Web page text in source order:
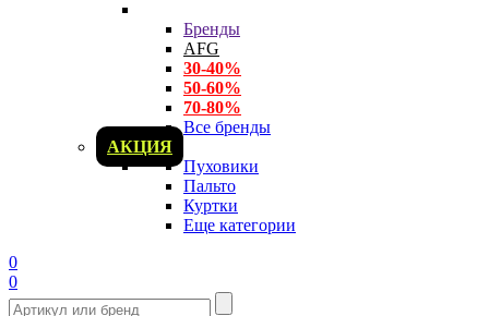
Бренды
AFG
30-40%
50-60%
70-80%
Все бренды
АКЦИЯ
Пуховики
Пальто
Куртки
Еще категории
0
0